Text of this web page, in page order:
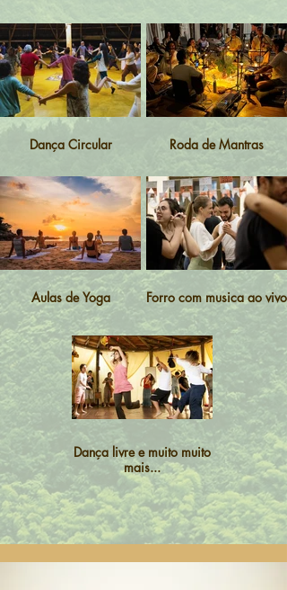
Dança Circular Roda de Mantras
Aulas de Yoga Forro com musica ao vivo
Dança livre e muito muito
mais...